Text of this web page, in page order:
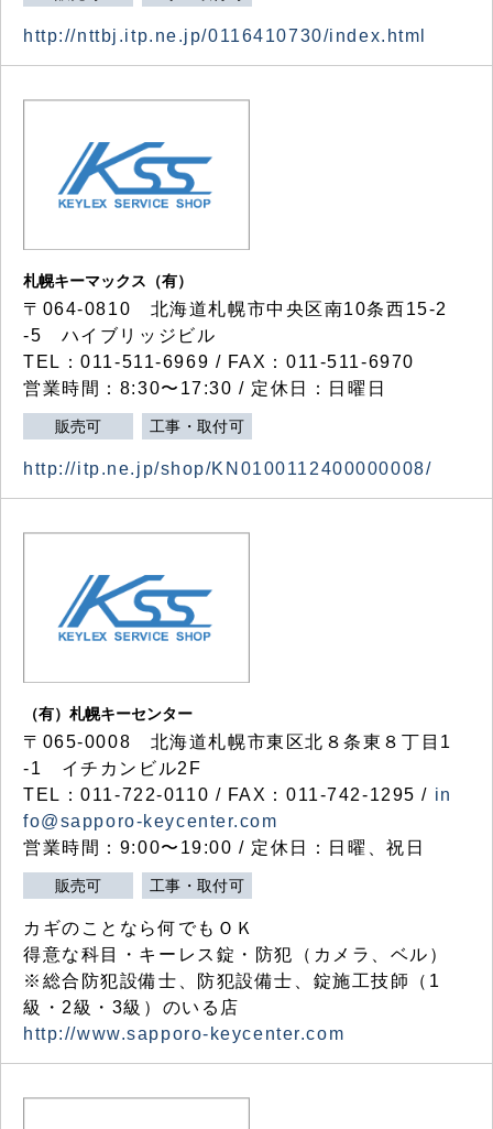
http://nttbj.itp.ne.jp/0116410730/index.html
札幌キーマックス（有）
〒064-0810 北海道札幌市中央区南10条西15-2
-5 ハイブリッジビル
TEL：011-511-6969 / FAX：011-511-6970
営業時間：8:30〜17:30 / 定休日：日曜日
販売可 工事・取付可
http://itp.ne.jp/shop/KN0100112400000008/
（有）札幌キーセンター
〒065-0008 北海道札幌市東区北８条東８丁目1
-1 イチカンビル2F
TEL：011-722-0110 / FAX：011-742-1295 / in
fo@sapporo-keycenter.com
営業時間：9:00〜19:00 / 定休日：日曜、祝日
販売可 工事・取付可
カギのことなら何でもＯＫ
得意な科目・キーレス錠・防犯（カメラ、ベル）
※総合防犯設備士、防犯設備士、錠施工技師（1
級・2級・3級）のいる店
http://www.sapporo-keycenter.com